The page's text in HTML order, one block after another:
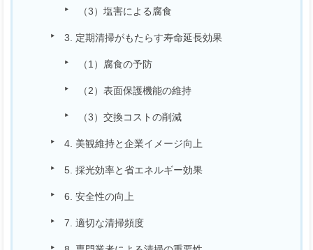
（3）塩害による腐食
3. 定期清掃がもたらす寿命延長効果
（1）腐食の予防
（2）表面保護機能の維持
（3）交換コストの削減
4. 美観維持と企業イメージ向上
5. 採光効率と省エネルギー効果
6. 安全性の向上
7. 適切な清掃頻度